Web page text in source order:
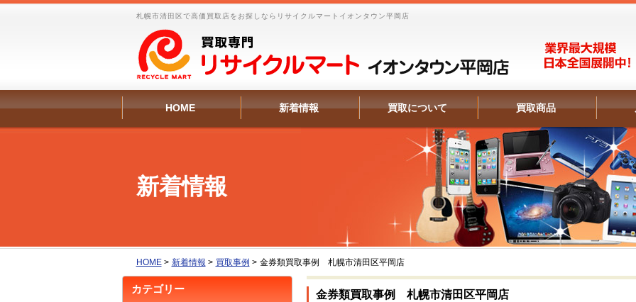
札幌市清田区で高価買取店をお探しならリサイクルマートイオンタウン平岡店
HOME 新着情報 買取について 買取商品
新着情報
HOME> 新着情報 > 買取事例 > 金券類買取事例 札幌市清田区平岡店
金券類買取事例 札幌市清田区平岡店
カテゴリー